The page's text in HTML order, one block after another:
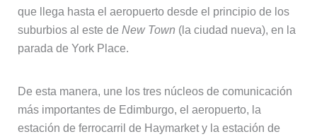
que llega hasta el aeropuerto desde el principio de los
suburbios al este de New Town (la ciudad nueva), en la
parada de York Place.
De esta manera, une los tres núcleos de comunicación
más importantes de Edimburgo, el aeropuerto, la
estación de ferrocarril de Haymarket y la estación de